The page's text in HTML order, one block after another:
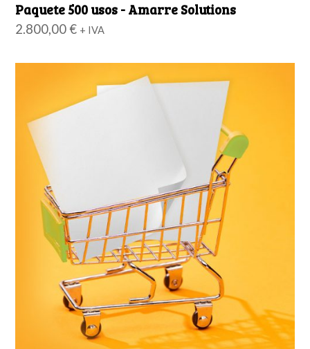
Paquete 500 usos - Amarre Solutions
2.800,00€ + IVA